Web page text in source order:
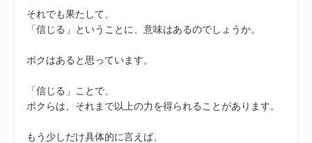
それでも果たして、
「信じる」ということに、意味はあるのでしょうか。
ボクはあると思っています。
「信じる」ことで、
ボクらは、それまで以上の力を得られることがあります。
もう少しだけ具体的に言えば、